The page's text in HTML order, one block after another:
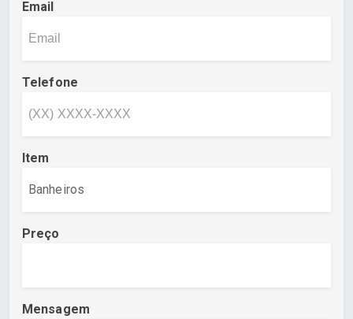
Email
Telefone
Item
Preço
Mensagem